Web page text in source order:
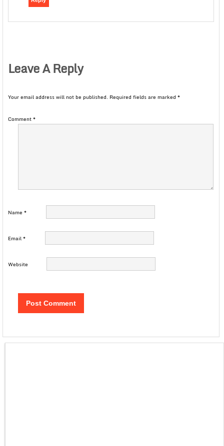
Leave A Reply
Your email address will not be published. Required fields are marked *
Comment*
Name *
Email*
Website